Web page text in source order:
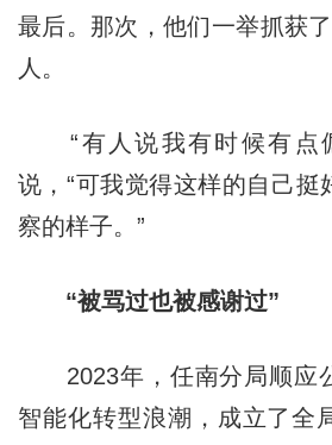
最后。那次，他们一举抓获
人。
“有人说我有时候有点
说，“可我觉得这样的自己挺
察的样子。”
“被骂过也被感谢过”
2023年，任南分局顺应公
智能化转型浪潮，成立了全